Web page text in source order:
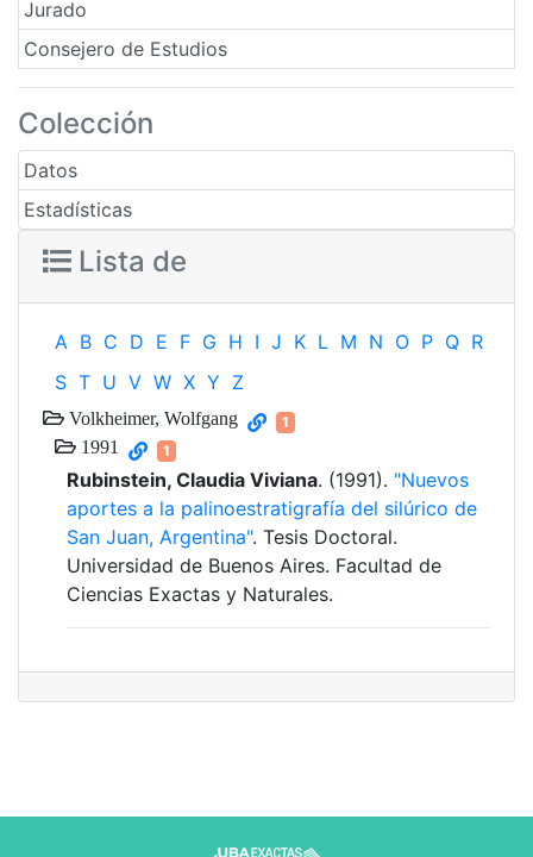
Jurado
Consejero de Estudios
Colección
Datos
Estadísticas
Lista de
A B C D E F G H I J K L M N O P Q R
S T U V W X Y Z
Volkheimer, Wolfgang 1
1991 1
Rubinstein, Claudia Viviana. (1991). "Nuevos
aportes a la palinoestratigrafía del silúrico de
San Juan, Argentina". Tesis Doctoral.
Universidad de Buenos Aires. Facultad de
Ciencias Exactas y Naturales.